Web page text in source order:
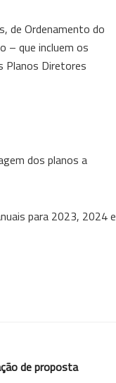
de Ordenamento do
– que incluem os
Planos Diretores
dos planos a
para 2023, 2024 e
de proposta